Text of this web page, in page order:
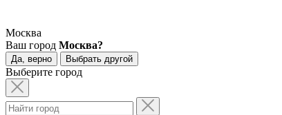
Москва
Ваш город Москва?
Да, верно Выбрать другой
Выберите город